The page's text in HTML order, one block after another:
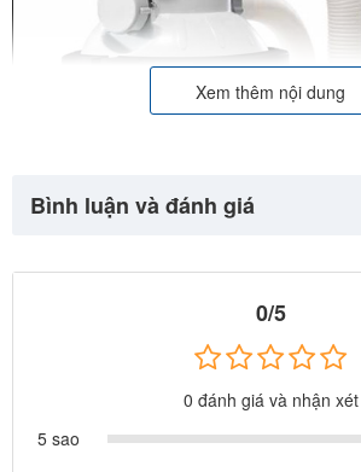
- Sử dụng nguồn điện 220-240V
Xem thêm nội dung
Bình luận và đánh giá
0/5
0 đánh giá và nhận xét
5 sao